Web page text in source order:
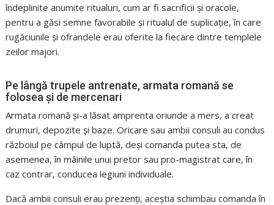
îndeplinite anumite ritualuri, cum ar fi sacrificii și oracole,
pentru a găsi semne favorabile și ritualul de suplicație, în care
rugăciunile și ofrandele erau oferite la fiecare dintre templele
zeilor majori.
Pe lângă trupele antrenate, armata romană se
folosea și de mercenari
Armata romană și-a lăsat amprenta oriunde a mers, a creat
drumuri, depozite și baze. Oricare sau ambii consuli au condus
războiul pe câmpul de luptă, deși comanda putea sta, de
asemenea, în mâinile unui pretor sau pro-magistrat care, în
caz contrar, conducea legiuni individuale.
Dacă ambii consuli erau prezenți, aceștia schimbau comanda în